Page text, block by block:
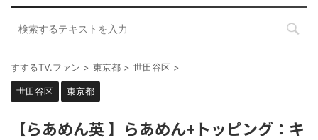
すするTV.ファン > 東京都 > 世田谷区 >
世田谷区 東京都
【らあめん英 】らあめん+トッピング：キ